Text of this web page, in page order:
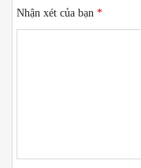
Nhận xét của bạn *